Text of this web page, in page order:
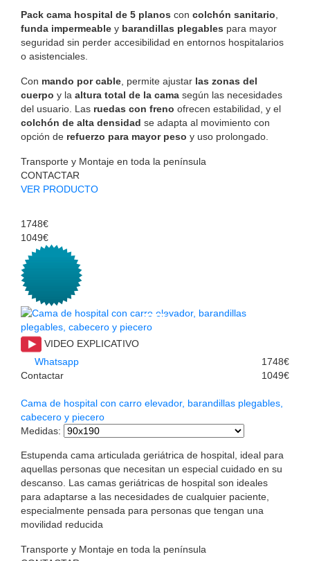
Pack cama hospital de 5 planos con colchón sanitario
funda impermeable y barandillas plegables para mayor
seguridad sin perder accesibilidad en entornos hospitalarios
o asistenciales.
Con mando por cable , permite ajustar las zonas del
cuerpo y la altura total de la cama según las necesidades
del usuario. Las ruedas con freno ofrecen estabilidad, y el
colchón de alta densidad se adapta al movimiento con
opción de refuerzo para mayor peso y uso prolongado.
Transporte y Montaje en toda la península
CONTACTAR
VER PRODUCTO
1748€
1049€
VIDEO EXPLICATIVO
Whatsapp
Contactar
1748€
1049€
Cama de hospital con carro elevador, barandillas plegables,
cabecero y piecero
Medidas:
Estupenda cama articulada geriátrica de hospital, ideal para
aquellas personas que necesitan un especial cuidado en su
descanso. Las camas geriátricas de hospital son ideales
para adaptarse a las necesidades de cualquier paciente,
especialmente pensada para personas que tengan una
movilidad reducida
Transporte y Montaje en toda la península